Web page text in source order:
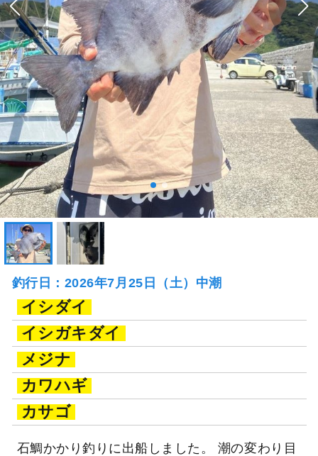
釣行日：2026年7月25日（土）中潮
イシダイ
イシガキダイ
メジナ
カワハギ
カサゴ
石鯛かかり釣りに出船しました。 潮の変わり目